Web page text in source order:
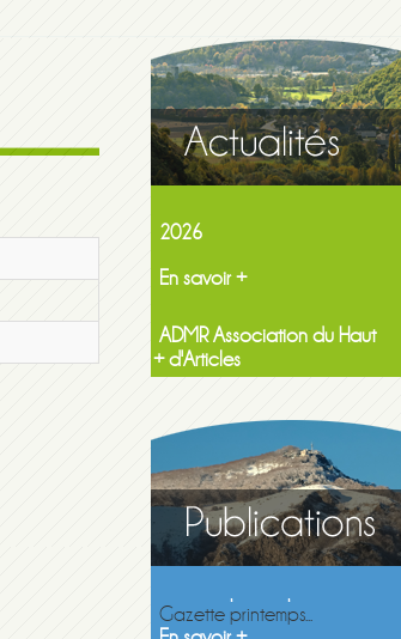
Maison de la famille itinerante
2026
ADMR Association du Haut
Lavedan NF Services
En savoir +
+ d'Articles
Gazette printemps 2026
Gazette printemps...
En savoir +